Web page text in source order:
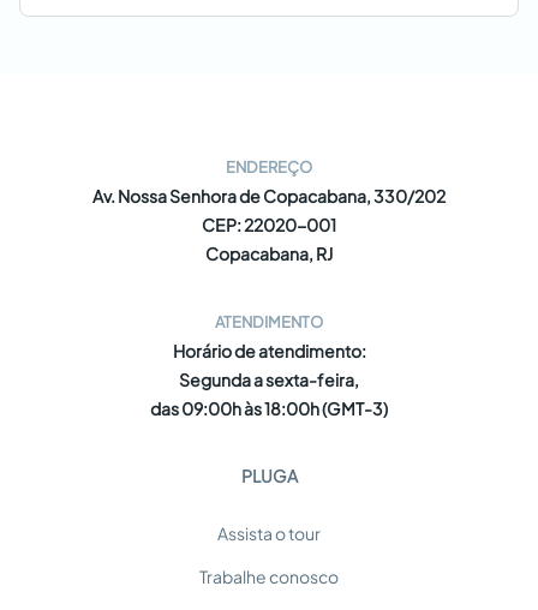
ENDEREÇO
Av. Nossa Senhora de Copacabana, 330/202
CEP: 22020-001
Copacabana, RJ
ATENDIMENTO
Horário de atendimento:
Segunda a sexta-feira,
das 09:00h às 18:00h (GMT-3)
PLUGA
Assista o tour
Trabalhe conosco